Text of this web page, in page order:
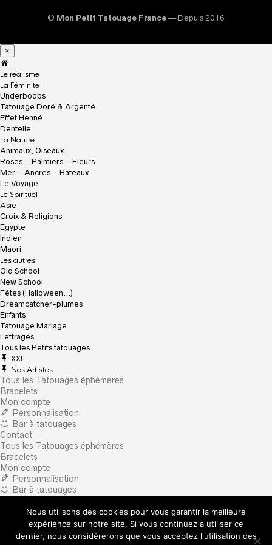
© Mon Petit Tatouage France — Depuis 2016
×
c
c
u
e
i
l
Le réalisme
La Féminité
Underboobs
Tatouage Doré & Argenté
Effet Henné
Dentelle
La Nature
Animaux, Oiseaux
Roses – Palmiers – Fleurs
Mer – Ancres – Bateaux
Le Voyage
Le Spirituel
Asie
Croix & Religions
Egypte
Indien
Maori
Les autres
Old School
New School
Fêtes (Halloween…)
Dreamcatcher-plumes
Enfants
Tatouage Mariage
Lettrages
Tous les Petits tatouages
XXL
Nos Artistes
Tous les Tatouages éphémères
Bracelets
Mon compte
Personnalisation
Bar à tatouages
Contact
Tous les Tatouages éphémères
Bracelets
Mon compte
Personnalisation
Bar à tatouages
What are you looking for?
Nous utilisons des cookies pour vous garantir la meilleure
expérience sur notre site. Si vous continuez à utiliser ce
dernier, nous considérerons que vous acceptez l'utilisation des